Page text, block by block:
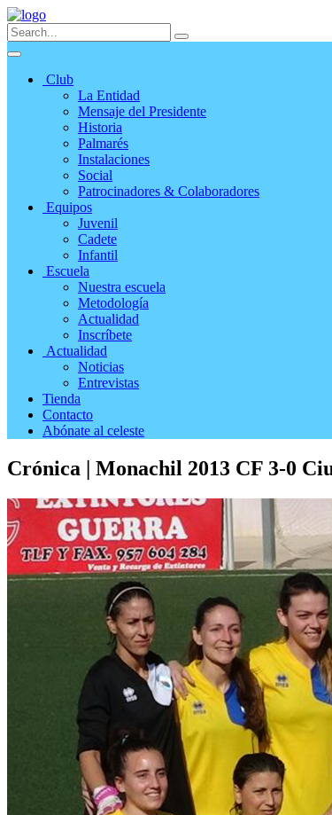
Club
La Entidad
Mensaje del Presidente
Historia
Palmarés
Instalaciones
Social
Patrocinadores & Colaboradores
Equipos
Juvenil
Cadete
Infantil
Escuela
Nuestra escuela
Metodología
Actualidad
Inscríbete
Actualidad
Noticias
Entrevistas
Tienda
Contacto
Abónate al celeste
Crónica | Monachil 2013 CF 3-0